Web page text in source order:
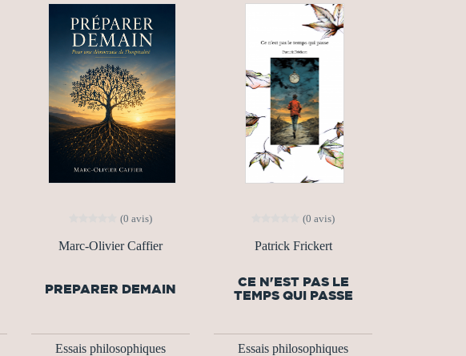
(0 avis)
Marc-Olivier Caffier
PREPARER DEMAIN
Essais philosophiques
(0 avis)
Patrick Frickert
CE N'EST PAS LE
TEMPS QUI PASSE
Essais philosophiques